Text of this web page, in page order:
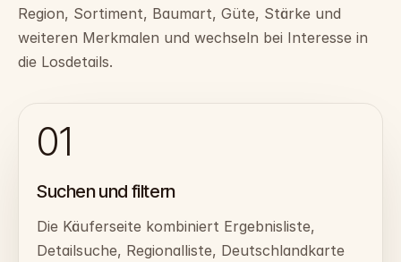
Region, Sortiment, Baumart, Güte, Stärke und
weiteren Merkmalen und wechseln bei Interesse in
die Losdetails.
01
Suchen und filtern
Die Käuferseite kombiniert Ergebnisliste,
Detailsuche, Regionalliste, Deutschlandkarte